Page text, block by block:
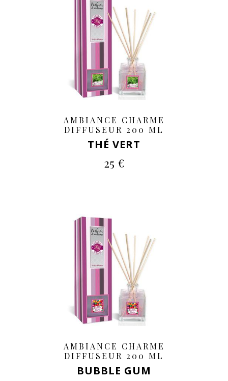
AMBIANCE CHARME
DIFFUSEUR 200 ML
THÉ VERT
25 €
AMBIANCE CHARME
DIFFUSEUR 200 ML
BUBBLE GUM